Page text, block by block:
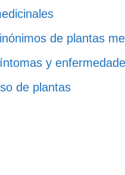
de plantas
y
de plantas